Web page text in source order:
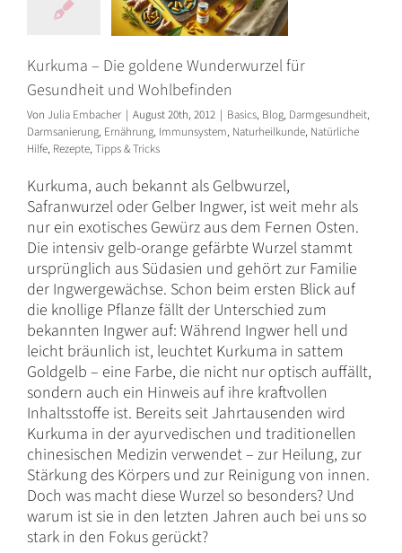
Hilfe Rezepte Tipps & Tricks
Kurkuma – Die goldene Wunderwurzel für
Gesundheit und Wohlbefinden
Von Julia Embacher | August 20th, 2012 | Basics, Blog, Darmgesundheit,
Darmsanierung, Ernährung, Immunsystem, Naturheilkunde, Natürliche
Hilfe, Rezepte, Tipps & Tricks
Kurkuma, auch bekannt als Gelbwurzel,
Safranwurzel oder Gelber Ingwer, ist weit mehr als
nur ein exotisches Gewürz aus dem Fernen Osten.
Die intensiv gelb-orange gefärbte Wurzel stammt
ursprünglich aus Südasien und gehört zur Familie
der Ingwergewächse. Schon beim ersten Blick auf
die knollige Pflanze fällt der Unterschied zum
bekannten Ingwer auf: Während Ingwer hell und
leicht bräunlich ist, leuchtet Kurkuma in sattem
Goldgelb – eine Farbe, die nicht nur optisch auffällt,
sondern auch ein Hinweis auf ihre kraftvollen
Inhaltsstoffe ist. Bereits seit Jahrtausenden wird
Kurkuma in der ayurvedischen und traditionellen
chinesischen Medizin verwendet – zur Heilung, zur
Stärkung des Körpers und zur Reinigung von innen.
Doch was macht diese Wurzel so besonders? Und
warum ist sie in den letzten Jahren auch bei uns so
stark in den Fokus gerückt?
Glutenintoleranz